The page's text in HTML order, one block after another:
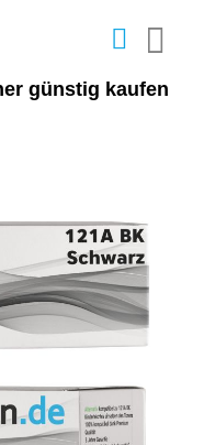
günstig kaufen